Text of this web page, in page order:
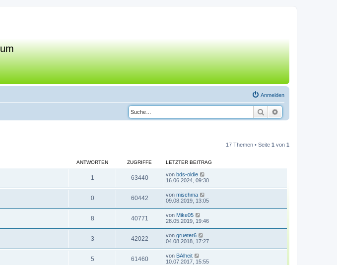
Anmelden
Suche
17 Themen • Seite 1 von 1
ANTWORTEN ZUGRIFFE LETZTER BEITRAG
1 63440 von bds-oldie
16.06.2024, 09:30
0 60442 von mischma
09.08.2019, 13:05
8 40771 von Mike05
28.05.2019, 19:46
3 42022 von grueter6
04.08.2018, 17:27
5 61460 von BAlheit
10.07.2017, 15:55